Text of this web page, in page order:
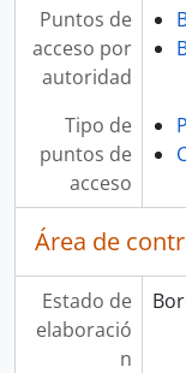
Puntos de
acceso por
autoridad
Tipo de
puntos de
acceso
Área de
Estado de
elaboració
n